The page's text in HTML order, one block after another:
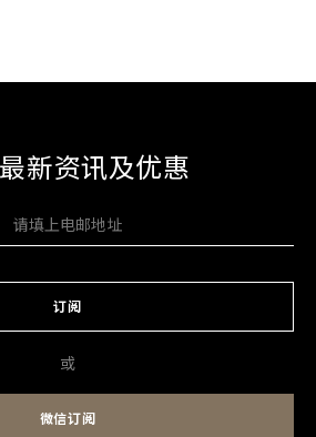
新资讯及优惠
订阅
或
微信订阅